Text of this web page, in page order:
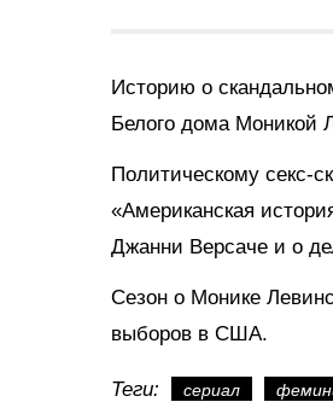
Историю о
Белого дома Моникой
Политическому секс-
«Американская
Джанни Версаче и о
Сезон о Монике
выборов в США.
Теги: сериал